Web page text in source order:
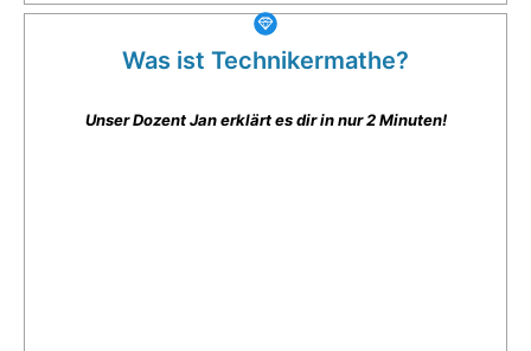
Was ist Technikermathe?
Unser Dozent Jan erklärt es dir in nur 2 Minuten!